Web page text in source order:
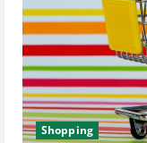
e
a
d
i
Shopping